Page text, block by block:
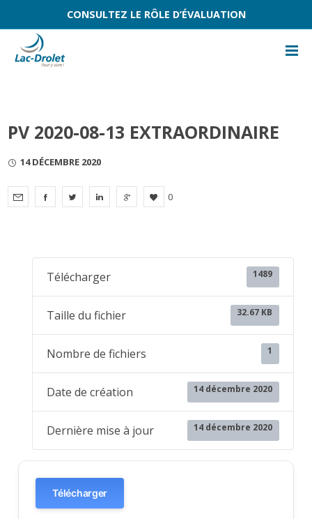
CONSULTEZ LE RÔLE D’ÉVALUATION
PV 2020-08-13 EXTRAORDINAIRE
14 DÉCEMBRE 2020
0
Télécharger 1489
Taille du fichier 32.67 KB
Nombre de fichiers 1
Date de création 14 décembre 2020
Dernière mise à jour 14 décembre 2020
Télécharger